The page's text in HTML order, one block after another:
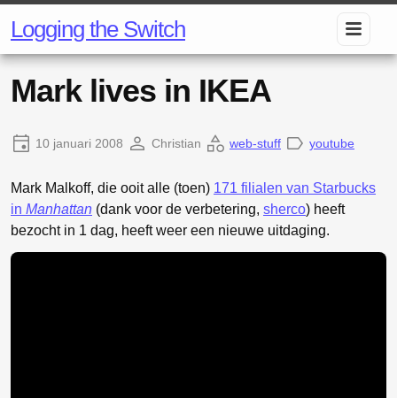
Logging the Switch
Mark lives in IKEA
10 januari 2008 Christian web-stuff youtube
Mark Malkoff, die ooit alle (toen) 171 filialen van Starbucks
in Manhattan (dank voor de verbetering, sherco) heeft
bezocht in 1 dag, heeft weer een nieuwe uitdaging.